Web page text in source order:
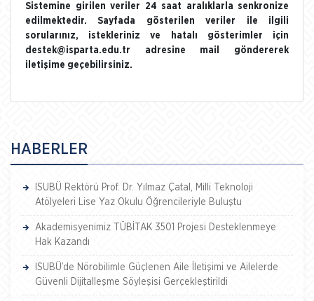
Sistemine girilen veriler 24 saat aralıklarla senkronize
edilmektedir. Sayfada gösterilen veriler ile ilgili
sorularınız, istekleriniz ve hatalı gösterimler için
destek@isparta.edu.tr adresine mail göndererek
iletişime geçebilirsiniz.
HABERLER
ISUBÜ Rektörü Prof. Dr. Yılmaz Çatal, Milli Teknoloji
Atölyeleri Lise Yaz Okulu Öğrencileriyle Buluştu
Akademisyenimiz TÜBİTAK 3501 Projesi Desteklenmeye
Hak Kazandı
ISUBÜ’de Nörobilimle Güçlenen Aile İletişimi ve Ailelerde
Güvenli Dijitalleşme Söyleşisi Gerçekleştirildi